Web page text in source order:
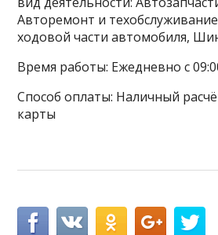
Авторемонт и
ходовой части автомобиля,
Время работы: Ежедневно с
Способ оплаты: Наличный
карты